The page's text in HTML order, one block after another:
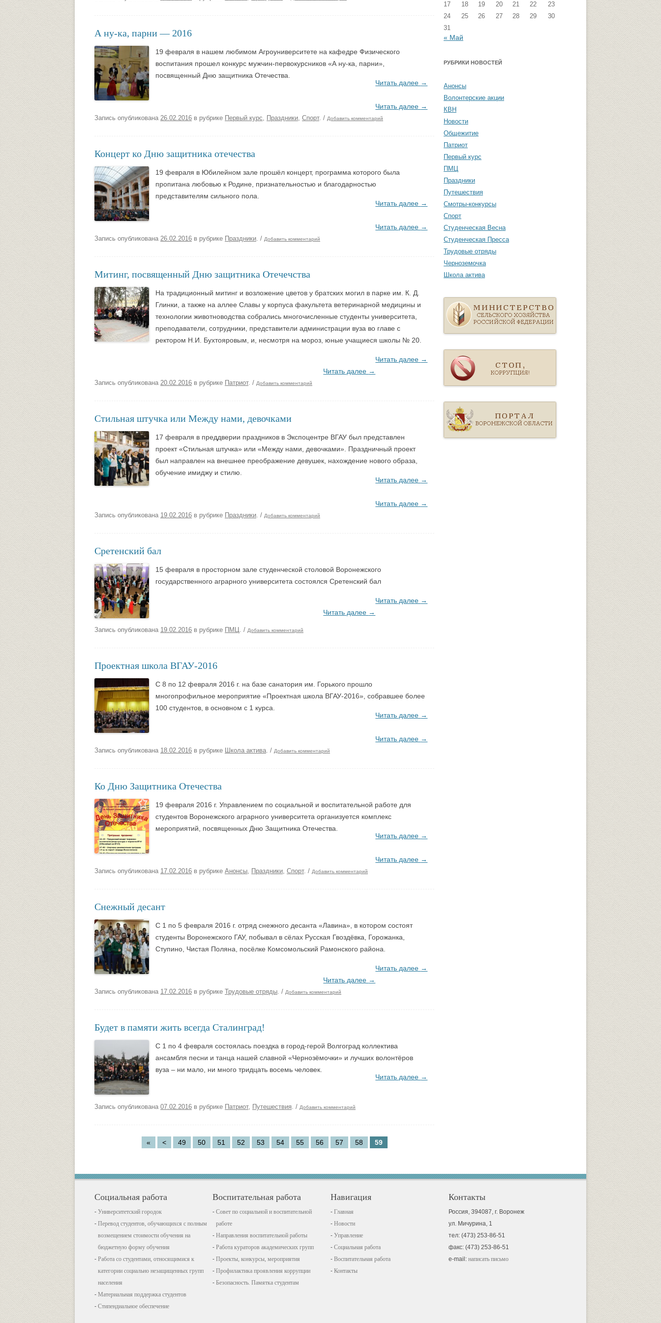
Психологическая служба
Центр культуры и творчества
Спортивно-оздоровительный центр
Центр гражданско-патриотического
воспитания и просвещения
Питание
Центр культуры и творчества
Профилактика экстремизма
Террористическая угроза: памятка
Безопасность. Памятка студентам
Штаб студенческих отрядов
Группа ФВМиТЖ
Группа СПО
Студенческая газета «Активы и
А ну-ка, парни — 2016
19 февраля в нашем любимом Агроуниверситете на кафедре Физического
воспитания прошел конкурс мужчин-первокурсников «А ну-ка, парни»,
посвященный Дню защитника Отечества.
Читать далее →
Читать далее →
Запись опубликована 26.02.2016 в рубрике Первый курс, Праздники, Спорт. / Добавить комментарий
Концерт ко Дню защитника отечества
19 февраля в Юбилейном зале прошёл концерт, программа которого была
пропитана любовью к Родине, признательностью и благодарностью
представителям сильного пола.
Читать далее →
Читать далее →
Запись опубликована 26.02.2016 в рубрике Праздники. / Добавить комментарий
Митинг, посвященный Дню защитника Отечечства
На традиционный митинг и возложение цветов у братских могил в парке им. К. Д.
Глинки, а также на аллее Славы у корпуса факультета ветеринарной медицины и
технологии животноводства собрались многочисленные студенты университета,
преподаватели, сотрудники, представители администрации вуза во главе с
ректором Н.И. Бухтояровым, и, несмотря на мороз, юные учащиеся школы № 20.
Читать далее →
Читать далее →
Запись опубликована 20.02.2016 в рубрике Патриот. / Добавить комментарий
Стильная штучка или Между нами, девочками
17 февраля в преддверии праздников в Экспоцентре ВГАУ был представлен
проект «Стильная штучка» или «Между нами, девочками». Праздничный проект
был направлен на внешнее преображение девушек, нахождение нового образа,
обучение имиджу и стилю.
Читать далее →
Читать далее →
Запись опубликована 19.02.2016 в рубрике Праздники. / Добавить комментарий
Сретенский бал
15 февраля в просторном зале студенческой столовой Воронежского
государственного аграрного университета состоялся Сретенский бал
Читать далее →
Читать далее →
Запись опубликована 19.02.2016 в рубрике ПМЦ. / Добавить комментарий
Проектная школа ВГАУ-2016
С 8 по 12 февраля 2016 г. на базе санатория им. Горького прошло
многопрофильное мероприятие «Проектная школа ВГАУ-2016», собравшее более
100 студентов, в основном с 1 курса.
Читать далее →
Читать далее →
Запись опубликована 18.02.2016 в рубрике Школа актива. / Добавить комментарий
Ко Дню Защитника Отечества
19 февраля 2016 г. Управлением по социальной и воспитательной работе для
студентов Воронежского аграрного университета организуется комплекс
мероприятий, посвященных Дню Защитника Отечества.
Читать далее →
Читать далее →
Запись опубликована 17.02.2016 в рубрике Анонсы, Праздники, Спорт. / Добавить комментарий
Снежный десант
С 1 по 5 февраля 2016 г. отряд снежного десанта «Лавина», в котором состоят
студенты Воронежского ГАУ, побывал в сёлах Русская Гвоздёвка, Горожанка,
Ступино, Чистая Поляна, посёлке Комсомольский Рамонского района.
Читать далее →
Читать далее →
Запись опубликована 17.02.2016 в рубрике Трудовые отряды. / Добавить комментарий
Будет в памяти жить всегда Сталинград!
С 1 по 4 февраля состоялась поездка в город-герой Волгоград коллектива
ансамбля песни и танца нашей славной «Чернозёмочки» и лучших волонтёров
вуза – ни мало, ни много тридцать восемь человек.
Читать далее →
Запись опубликована 07.02.2016 в рубрике Патриот, Путешествия / Добавить комментарий
« < 49 50 51 52 53 54 55 56 57 58 59
17
18 19 20 21 22
23
24
25 26 27 28 29
30
31
« Май
РУБРИКИ НОВОСТЕЙ
Анонсы
Волонтерские акции
КВН
Новости
Общежитие
Патриот
Первый курс
ПМЦ
Праздники
Путешествия
Смотры-конкурсы
Спорт
Студенческая Весна
Студенческая Пресса
Трудовые отряды
Черноземочка
Школа актива
Социальная работа
Университетский городок
Перевод студентов, обучающихся с полным
возмещением стоимости обучения на
бюджетную форму обучения
Работа со студентами, относящимися к
категории социально незащищенных групп
населения
Материальная поддержка студентов
Стипендиальное обеспечение
Воспитательная работа
Совет по социальной и воспитательной
работе
Направления воспитательной работы
Работа кураторов академических групп
Проекты, конкурсы, мероприятия
Профилактика проявления коррупции
Безопасность. Памятка студентам
Навигация
Главная
Новости
Управление
Социальная работа
Воспитательная работа
Контакты
Контакты
Россия, 394087, г. Воронеж
ул. Мичурина, 1
тел: (473) 253-86-51
факс: (473) 253-86-51
e-mail: написать письмо